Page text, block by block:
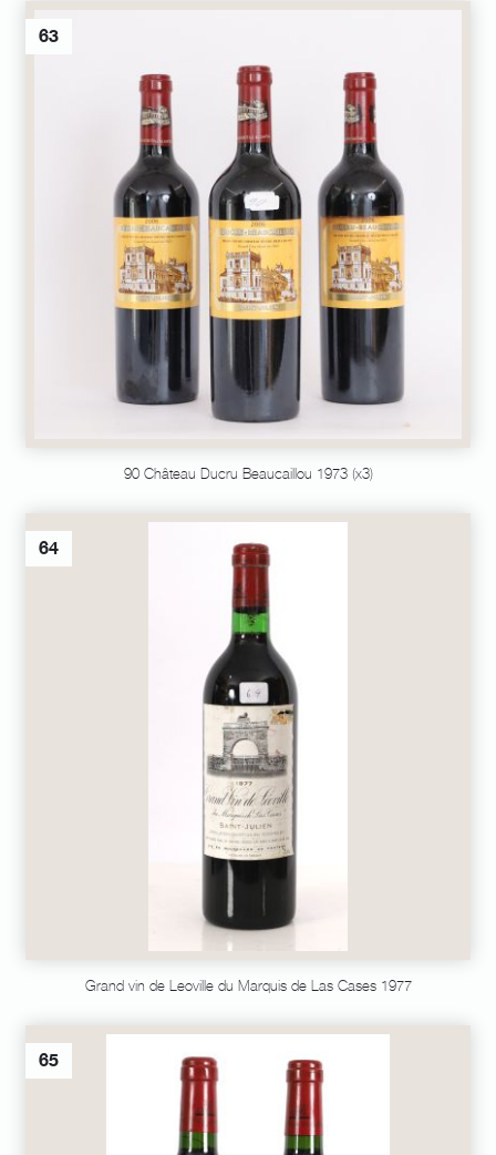
63
90 Château Ducru Beaucaillou 1973 (x3)
64
Grand vin de Leoville du Marquis de Las Cases 1977
65